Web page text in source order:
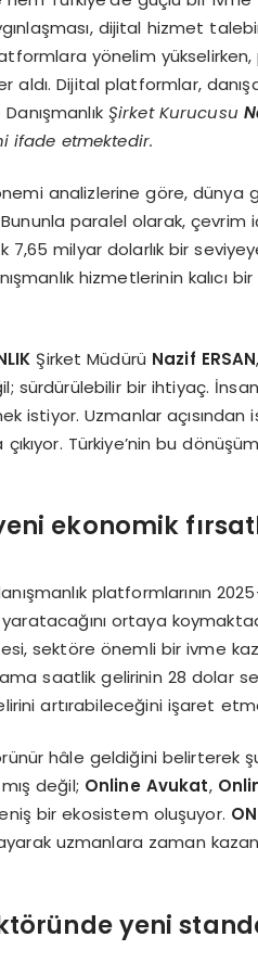
dijital hizmet
yönelim yükselirken,
Dijital platformlar,
Şirket Kurucusu
ifade etmektedir.
analizlerine göre,
paralel olarak, çevrim
milyar dolarlık bir
hizmetlerinin kalıcı bir
Şirket Müdürü Nazif ERSAN
sürdürülebilir bir ihtiyaç.
istiyor. Uzmanlar açısından
Türkiye’nin bu
ekonomik
platformlarının
ortaya
sektöre önemli bir ivme
saatlik gelirinin 28 dolar
artırabileceğini işaret
hâle geldiğini belirterek
değil; Online Avukat,
bir ekosistem oluşuyor.
uzmanlara zaman
yeni